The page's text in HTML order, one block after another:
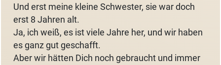
Und erst meine kleine Schwester, sie war doch
erst 8 Jahren alt.
Ja, ich weiß, es ist viele Jahre her, und wir haben
es ganz gut geschafft.
Aber wir hätten Dich noch gebraucht und immer